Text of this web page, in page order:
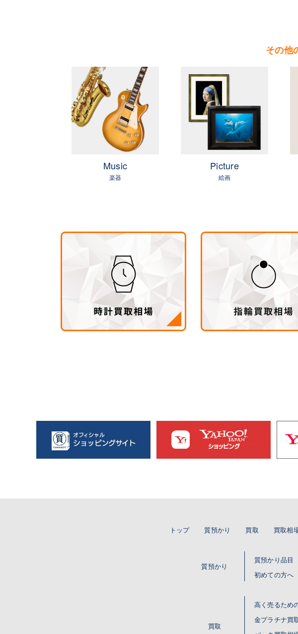
その他
Music
楽器
Picture
絵画
トップ 質預かり 買取 買取相
質預かり
質預かり品目
初めての方へ
買取
高く売るため
金プラチナ買